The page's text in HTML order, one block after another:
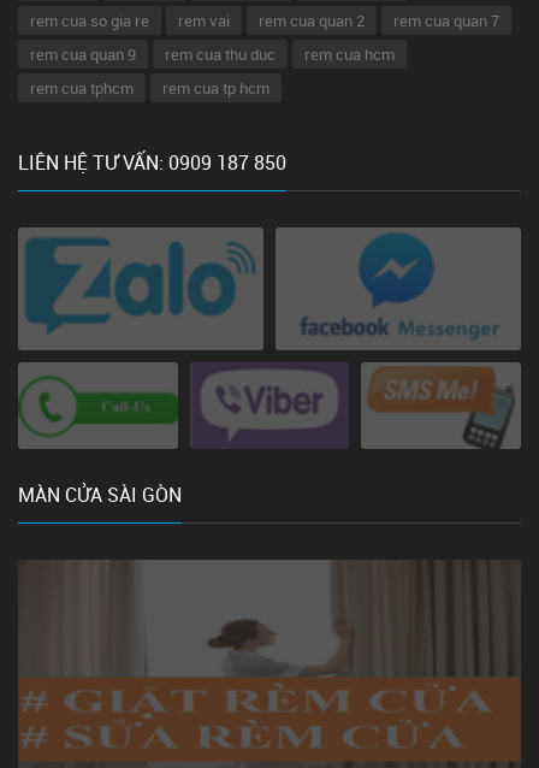
rem cua so gia re
rem vai rem cua quan 2
rem cua quan 7
rem cua quan 9
rem cua thu duc
rem cua hcm
rem cua tphcm
rem cua tp hcm
LIÊN HỆ TƯ VẤN: 0909 187 850
MÀN CỬA SÀI GÒN